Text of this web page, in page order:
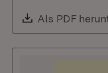
Download:
Als PDF